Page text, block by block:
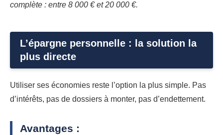
complète : entre 8 000 € et 20 000 €.
L’épargne personnelle : la solution la
plus directe
Utiliser ses économies reste l’option la plus simple. Pas
d’intérêts, pas de dossiers à monter, pas d’endettement.
Avantages :